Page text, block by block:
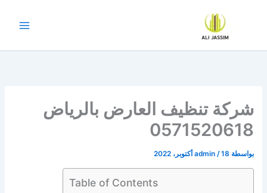
شركة تنظيف العارض بالرياض
0571520618
بواسطة admin /18 أكتوبر، 2022
Table of Contents